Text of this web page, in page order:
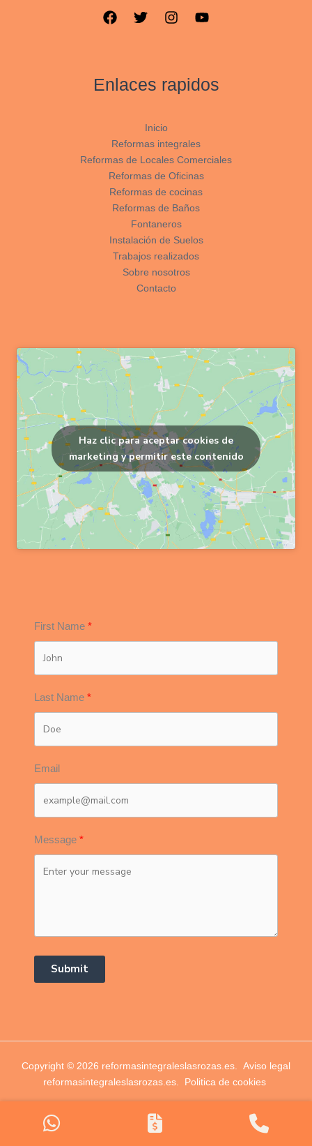
Enlaces rapidos
Inicio
Reformas integrales
Reformas de Locales Comerciales
Reformas de Oficinas
Reformas de cocinas
Reformas de Baños
Fontaneros
Instalación de Suelos
Trabajos realizados
Sobre nosotros
Contacto
Haz clic para aceptar cookies de
marketing y permitir este contenido
First Name
Last Name
Email
Message
Submit
Copyright © 2026 reformasintegraleslasrozas.es.
Aviso legal
reformasintegraleslasrozas.es.
Politica de cookies